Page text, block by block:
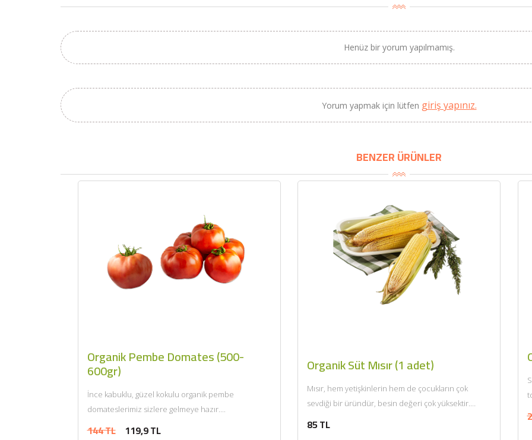
Henüz bir yorum yapılmamış.
Yorum yapmak için lütfen giriş yapınız.
BENZER ÜRÜNLER
Organik Pembe Domates (500-
600gr)
İnce kabuklu, güzel kokulu organik pembe
domateslerimiz sizlere gelmeye hazır....
144 TL 119,9 TL
Organik Süt Mısır (1 adet)
Mısır, hem yetişkinlerin hem de çocukların çok
sevdiği bir üründür, besin değeri çok yüksektir.
85 TL
BU HAFTANIN PLANLI İNDİRİMİ
Sızma Zeytinyağı (2025
Yeni Hasat, Güney Ege, 5
Litre) - AtcaNova